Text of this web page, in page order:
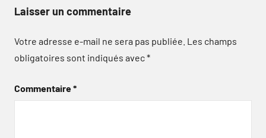
Laisser un commentaire
Votre adresse e-mail ne sera pas publiée. Les champs
obligatoires sont indiqués avec*
Commentaire*